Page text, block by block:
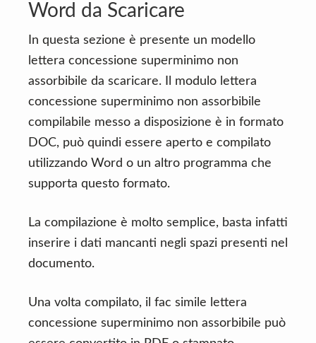
Word da Scaricare
In questa sezione è presente un modello
lettera concessione superminimo non
assorbibile da scaricare. Il modulo lettera
concessione superminimo non assorbibile
compilabile messo a disposizione è in formato
DOC, può quindi essere aperto e compilato
utilizzando Word o un altro programma che
supporta questo formato.
La compilazione è molto semplice, basta infatti
inserire i dati mancanti negli spazi presenti nel
documento.
Una volta compilato, il fac simile lettera
concessione superminimo non assorbibile può